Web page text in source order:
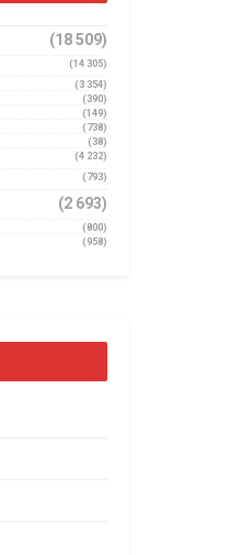
(18 509)
(14 305)
(3 354)
(390)
(149)
(738)
(38)
(4 232)
(793)
(2 693)
(800)
(958)